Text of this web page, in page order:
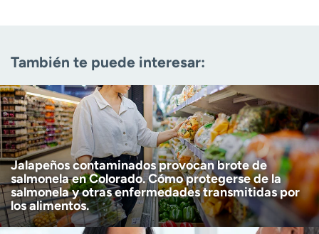
Descargo de responsabilidad por edad (Obligatorio)
Tengo más de 18 años
Quiero recibir noticias de salud en:
Quiero recibir noticias de salud en:
También te puede interesar:
Jalapeños contaminados provocan brote de
salmonela en Colorado. Cómo protegerse de la
salmonela y otras enfermedades transmitidas por
los alimentos.